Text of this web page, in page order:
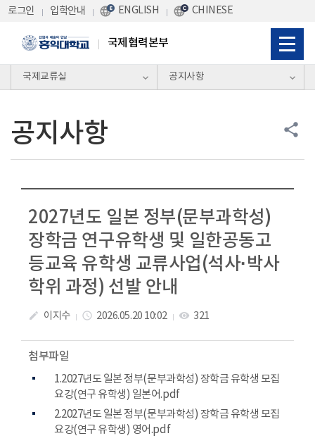
Skip Menu
로그인 입학안내 ENGLISH CHINESE
국제협력본부
국제교류실 공지사항
공지사항 share
2027년도 일본 정부(문부과학성)
장학금 연구유학생 및 일한공동고
등교육 유학생 교류사업(석사·박사
학위 과정) 선발 안내
create 이지수 access_time 2026.05.20 10:02 visibility 321
첨부파일
1.2027년도 일본 정부(문부과학성) 장학금 유학생 모집
요강(연구 유학생) 일본어.pdf
2.2027년도 일본 정부(문부과학성) 장학금 유학생 모집
요강(연구 유학생) 영어.pdf